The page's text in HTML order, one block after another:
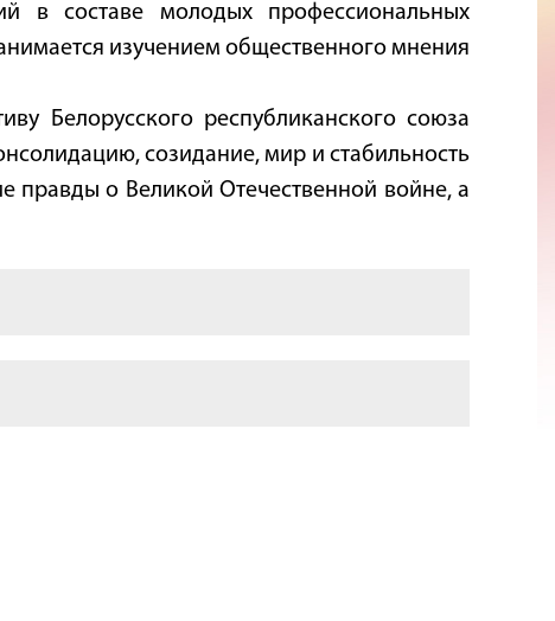
в составе молодых профессиональных
изучением общественного мнения
Белорусского республиканского союза
созидание, мир и стабильность
правды о Великой Отечественной войне, а